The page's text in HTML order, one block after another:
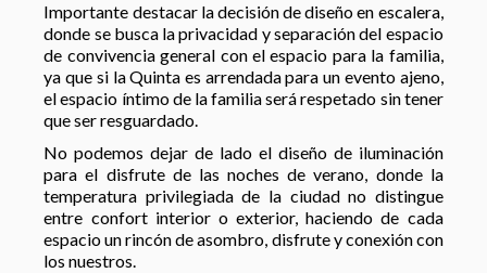
Importante destacar la decisión de diseño en escalera,
donde se busca la privacidad y separación del espacio
de convivencia general con el espacio para la familia,
ya que si la Quinta es arrendada para un evento ajeno,
el espacio íntimo de la familia será respetado sin tener
que ser resguardado.
No podemos dejar de lado el diseño de iluminación
para el disfrute de las noches de verano, donde la
temperatura privilegiada de la ciudad no distingue
entre confort interior o exterior, haciendo de cada
espacio un rincón de asombro, disfrute y conexión con
los nuestros.